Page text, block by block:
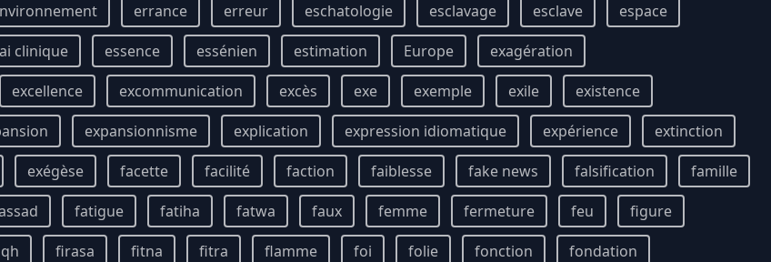
errance erreur eschatologie esclavage esclave
espace
clinique essence essénien estimation Europe
exagération
excellence excommunication excès exe exemple exile
existence
expansionnisme explication expression idiomatique expérience
extinction
exégèse facette facilité faction faiblesse fake news falsification
famille
fatigue fatiha fatwa faux femme fermeture feu
figure
firasa fitna fitra flamme foi folie fonction
fondation